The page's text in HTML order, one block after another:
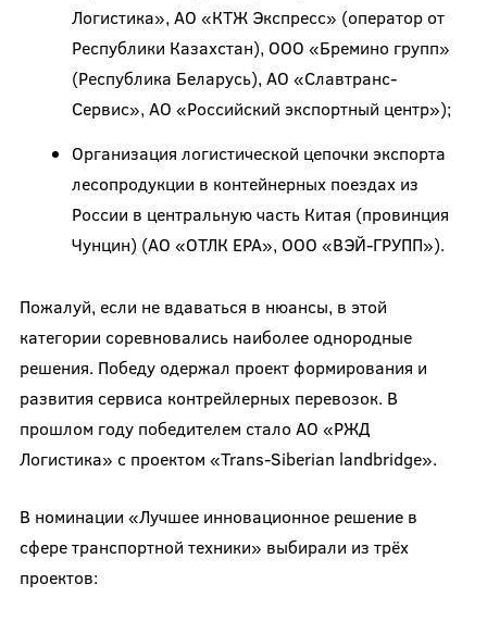
Логистика», АО «КТЖ Экспресс» (оператор от
Республики Казахстан), ООО «Бремино групп»
(Республика Беларусь), АО «Славтранс-
Сервис», АО «Российский экспортный центр»);
Организация логистической цепочки экспорта
лесопродукции в контейнерных поездах из
России в центральную часть Китая (провинция
Чунцин) (АО «ОТЛК ЕРА», ООО «ВЭЙ-ГРУПП»).
Пожалуй, если не вдаваться в нюансы, в этой
категории соревновались наиболее однородные
решения. Победу одержал проект формирования и
развития сервиса контрейлерных перевозок. В
прошлом году победителем стало АО «РЖД
Логистика» с проектом «Trans-Siberian landbridge».
В номинации «Лучшее инновационное решение в
сфере транспортной техники» выбирали из трёх
проектов: